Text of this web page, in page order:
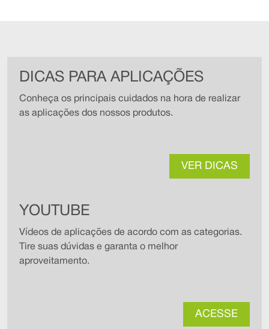
DICAS PARA APLICAÇÕES
Conheça os principais cuidados na hora de realizar
as aplicações dos nossos produtos.
VER DICAS
YOUTUBE
Vídeos de aplicações de acordo com as categorias.
Tire suas dúvidas e garanta o melhor
aproveitamento.
ACESSE